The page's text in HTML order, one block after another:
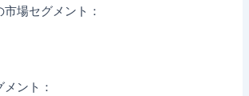
場セグメント：
ント：